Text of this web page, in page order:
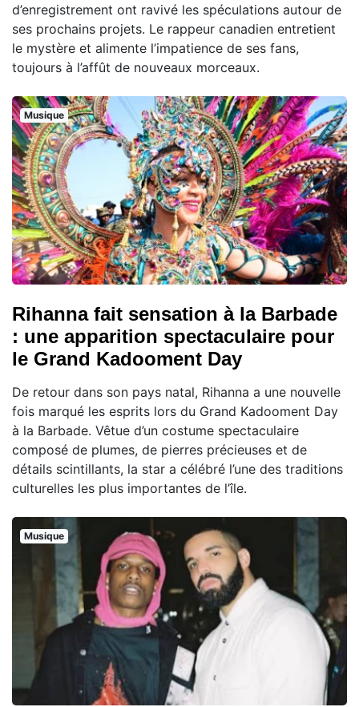
d’enregistrement ont ravivé les spéculations autour de
ses prochains projets. Le rappeur canadien entretient
le mystère et alimente l’impatience de ses fans,
toujours à l’affût de nouveaux morceaux.
Musique
Rihanna fait sensation à la Barbade
: une apparition spectaculaire pour
le Grand Kadooment Day
De retour dans son pays natal, Rihanna a une nouvelle
fois marqué les esprits lors du Grand Kadooment Day
à la Barbade. Vêtue d’un costume spectaculaire
composé de plumes, de pierres précieuses et de
détails scintillants, la star a célébré l’une des traditions
culturelles les plus importantes de l’île.
Musique